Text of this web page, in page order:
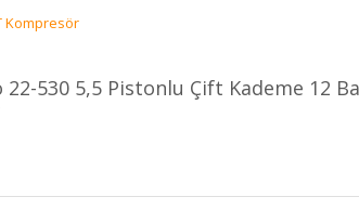
Kompresör
22-530 5,5 Pistonlu Çift Kademe 12